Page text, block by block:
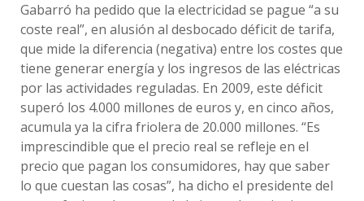
Gabarró ha pedido que la electricidad se pague “a su
coste real”, en alusión al desbocado déficit de tarifa,
que mide la diferencia (negativa) entre los costes que
tiene generar energía y los ingresos de las eléctricas
por las actividades reguladas. En 2009, este déficit
superó los 4.000 millones de euros y, en cinco años,
acumula ya la cifra friolera de 20.000 millones. “Es
imprescindible que el precio real se refleje en el
precio que pagan los consumidores, hay que saber
lo que cuestan las cosas”, ha dicho el presidente del